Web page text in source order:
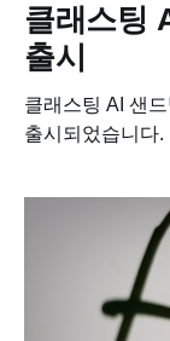
클래스팅
출시
클래스팅 AI 샌
출시되었습니다. 🎉 복잡한 프로그래밍 문법 없이,
중점학교와 창